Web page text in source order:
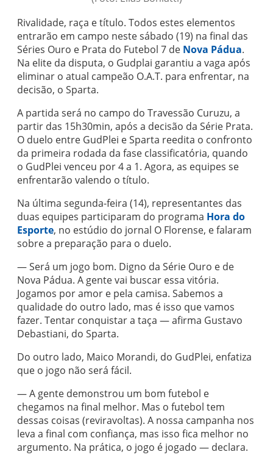
Rivalidade, raça e título. Todos estes elementos
entrarão em campo neste sábado (19) na final das
Séries Ouro e Prata do Futebol 7 de Nova Pádua.
Na elite da disputa, o Gudplai garantiu a vaga após
eliminar o atual campeão O.A.T. para enfrentar, na
decisão, o Sparta.
A partida será no campo do Travessão Curuzu, a
partir das 15h30min, após a decisão da Série Prata.
O duelo entre GudPlei e Sparta reedita o confronto
da primeira rodada da fase classificatória, quando
o GudPlei venceu por 4 a 1. Agora, as equipes se
enfrentarão valendo o título.
Na última segunda-feira (14), representantes das
duas equipes participaram do programa Hora do
Esporte, no estúdio do jornal O Florense, e falaram
sobre a preparação para o duelo.
— Será um jogo bom. Digno da Série Ouro e de
Nova Pádua. A gente vai buscar essa vitória.
Jogamos por amor e pela camisa. Sabemos a
qualidade do outro lado, mas é isso que vamos
fazer. Tentar conquistar a taça — afirma Gustavo
Debastiani, do Sparta.
Do outro lado, Maico Morandi, do GudPlei, enfatiza
que o jogo não será fácil.
— A gente demonstrou um bom futebol e
chegamos na final melhor. Mas o futebol tem
dessas coisas (reviravoltas). A nossa campanha nos
leva a final com confiança, mas isso fica melhor no
argumento. Na prática, o jogo é jogado — declara.